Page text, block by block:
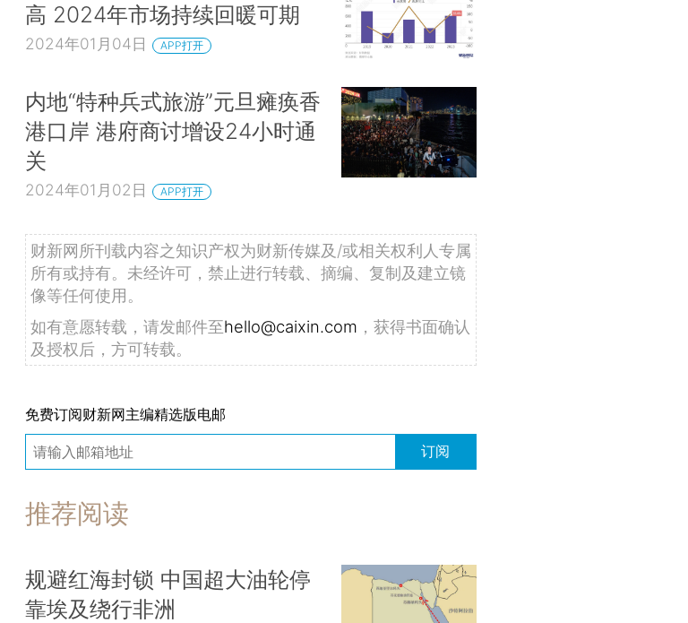
高 2024年市场持续回暖可期
2024年01月04日 APP打开
内地“特种兵式旅游”元旦瘫痪香
港口岸 港府商讨增设24小时通
关
2024年01月02日 APP打开
财新网所刊载内容之知识产权为财新传媒及/或相关权利人专属
所有或持有。未经许可，禁止进行转载、摘编、复制及建立镜
像等任何使用。
如有意愿转载，请发邮件至hello@caixin.com ，获得书面确认
及授权后，方可转载。
免费订阅财新网主编精选版电邮
订阅
推荐阅读
规避红海封锁 中国超大油轮停
靠埃及绕行非洲